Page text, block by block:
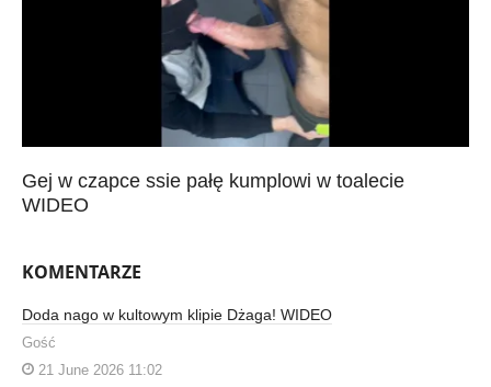
Gej w czapce ssie pałę kumplowi w toalecie
WIDEO
KOMENTARZE
Doda nago w kultowym klipie Dżaga! WIDEO
Gość
21 June 2026 11:02